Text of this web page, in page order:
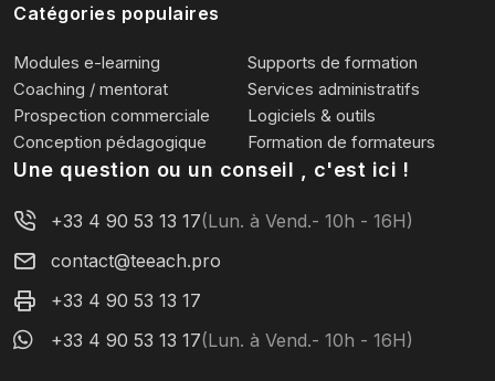
Catégories populaires
Modules e-learning
Supports de formation
Coaching / mentorat
Services administratifs
Prospection commerciale
Logiciels & outils
Conception pédagogique
Formation de formateurs
Une question ou un conseil , c'est ici !
+33 4 90 53 13 17(Lun. à Vend.- 10h - 16H)
contact@teeach.pro
+33 4 90 53 13 17
+33 4 90 53 13 17(Lun. à Vend.- 10h - 16H)